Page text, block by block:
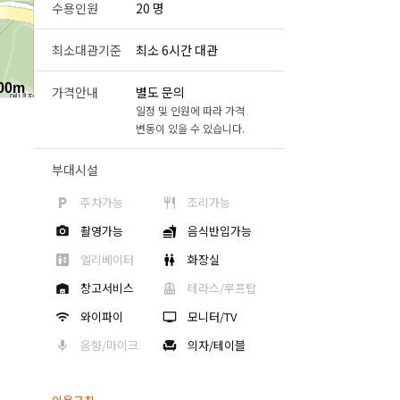
수용인원 20 명
최소대관기준 최소 6시간 대관
가격안내 별도 문의
일정 및 인원에 따라 가격
변동이 있을 수 있습니다.
부대시설
주차가능
조리가능
촬영가능
음식반입가능
엘리베이터
화장실
창고서비스
테라스/루프탑
와이파이
모니터/TV
음향/마이크
의자/테이블